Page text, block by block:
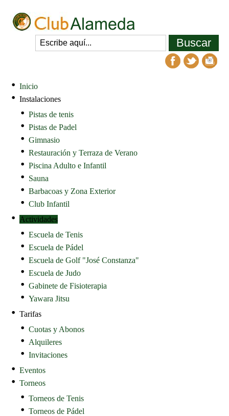
Inicio
Instalaciones
Pistas de tenis
Pistas de Padel
Gimnasio
Restauración y Terraza de Verano
Piscina Adulto e Infantil
Sauna
Barbacoas y Zona Exterior
Club Infantil
Actividades
Escuela de Tenis
Escuela de Pádel
Escuela de Golf "José Constanza"
Escuela de Judo
Gabinete de Fisioterapia
Yawara Jitsu
Tarifas
Cuotas y Abonos
Alquileres
Invitaciones
Eventos
Torneos
Torneos de Tenis
Torneos de Pádel